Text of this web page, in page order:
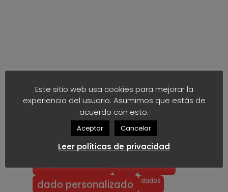
40k akaro dice anime block
blood bowl bloodbowl
chibi bowl custom d6
custom dice d6
dado personalizado dados
Este sitio web usa cookies para mejorar la
experiencia del usuario. Asumimos que estás de
acuerdo con esto.
Aceptar Cancelar
Leer políticas de privacidad